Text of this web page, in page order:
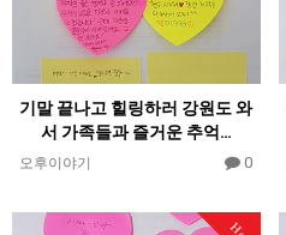
기말 끝나고 힐링하러 강원도 와
서 가족들과 즐거운 추억…
오후이야기 0